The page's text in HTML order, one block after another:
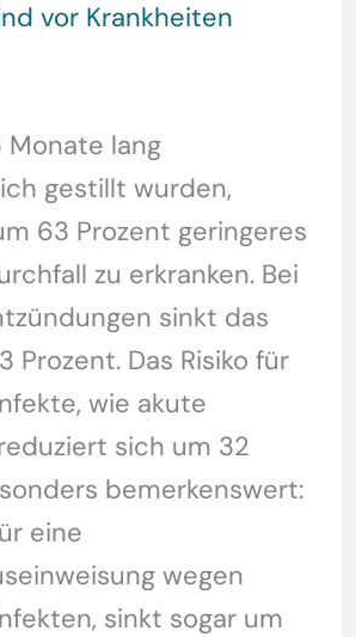
vor Krankheiten
Monate lang
gestillt wurden,
63 Prozent geringeres
zu erkranken. Bei
sinkt das
Prozent. Das Risiko für
wie akute
sich um 32
bemerkenswert:
eine
wegen
sinkt sogar um